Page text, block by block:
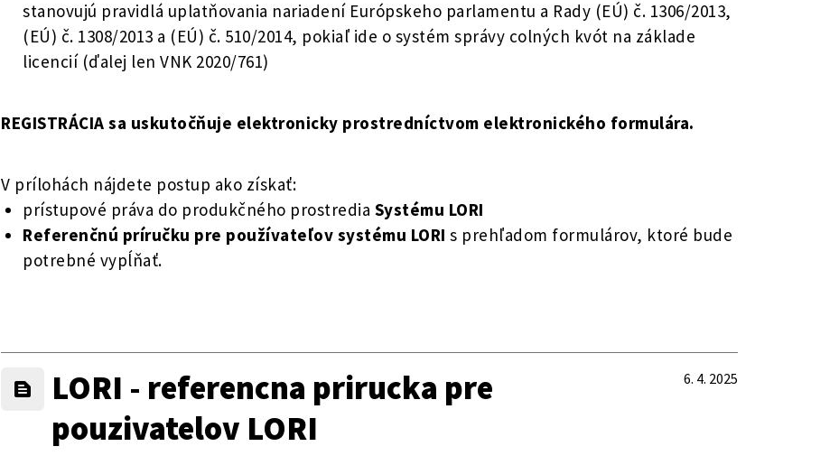
stanovujú pravidlá uplatňovania nariadení Európskeho parlamentu a Rady (EÚ) č. 1306/2013,
(EÚ) č. 1308/2013 a (EÚ) č. 510/2014, pokiaľ ide o systém správy colných kvót na základe
licencií (ďalej len VNK 2020/761)
REGISTRÁCIA sa uskutočňuje elektronicky prostredníctvom elektronického formulára.
V prílohách nájdete postup ako získať:
prístupové práva do produkčného prostredia Systému LORI
Referenčnú príručku pre používateľov systému LORI s prehľadom formulárov, ktoré bude
potrebné vypĺňať.
LORI - referencna prirucka pre
pouzivatelov LORI
6. 4. 2025